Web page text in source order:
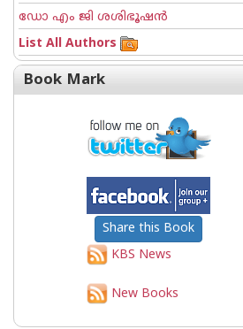
ഡോ എം ജി ശശിഭൂഷന്‍
List All Authors
Book Mark
Share this Book
KBS News
New Books